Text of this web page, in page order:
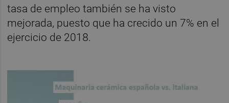
tasa de empleo también se ha visto
mejorada, puesto que ha crecido un 7% en el
ejercicio de 2018.